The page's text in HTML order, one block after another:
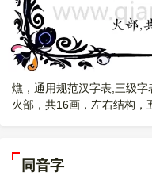
燋，通用规范汉字表,三级
火部，共16画，左右结构，
同音字